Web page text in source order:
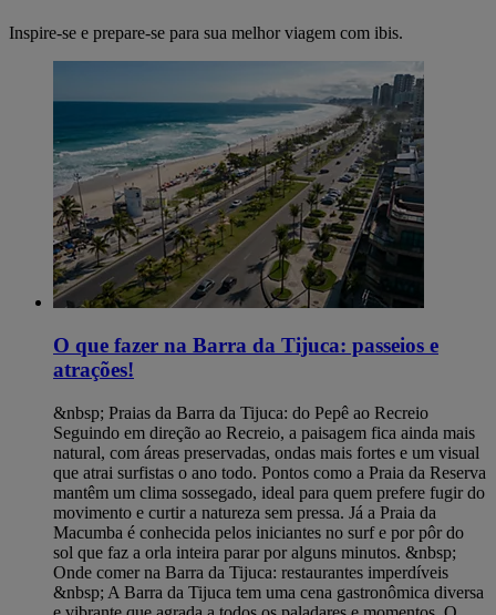
Inspire-se e prepare-se para sua melhor viagem com ibis.
O que fazer na Barra da Tijuca: passeios e
atrações!
&nbsp; Praias da Barra da Tijuca: do Pepê ao Recreio
Seguindo em direção ao Recreio, a paisagem fica ainda mais
natural, com áreas preservadas, ondas mais fortes e um visual
que atrai surfistas o ano todo. Pontos como a Praia da Reserva
mantêm um clima sossegado, ideal para quem prefere fugir do
movimento e curtir a natureza sem pressa. Já a Praia da
Macumba é conhecida pelos iniciantes no surf e por pôr do
sol que faz a orla inteira parar por alguns minutos. &nbsp;
Onde comer na Barra da Tijuca: restaurantes imperdíveis
&nbsp; A Barra da Tijuca tem uma cena gastronômica diversa